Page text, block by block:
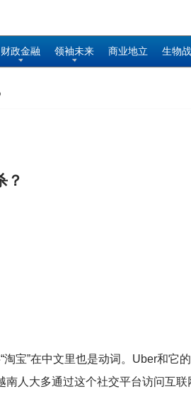
财政金融 领袖未来 商业地立 生物
？
宝”在中文里也是动词。Uber和它
人大多通过这个社交平台访问互联